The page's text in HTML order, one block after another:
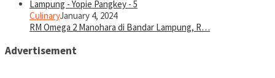
CulinaryJanuary 4, 2024
RM Omega 2 Manohara di Bandar Lampung, R…
Advertisement